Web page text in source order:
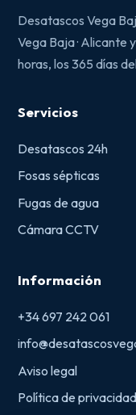
Desatascos Vega
Vega Baja · Alicante
horas, los 365 días
Servicios
Desatascos 24h
Fosas sépticas
Fugas de agua
Cámara CCTV
Información
+34 697 242 061
Aviso legal
Política de privacidad